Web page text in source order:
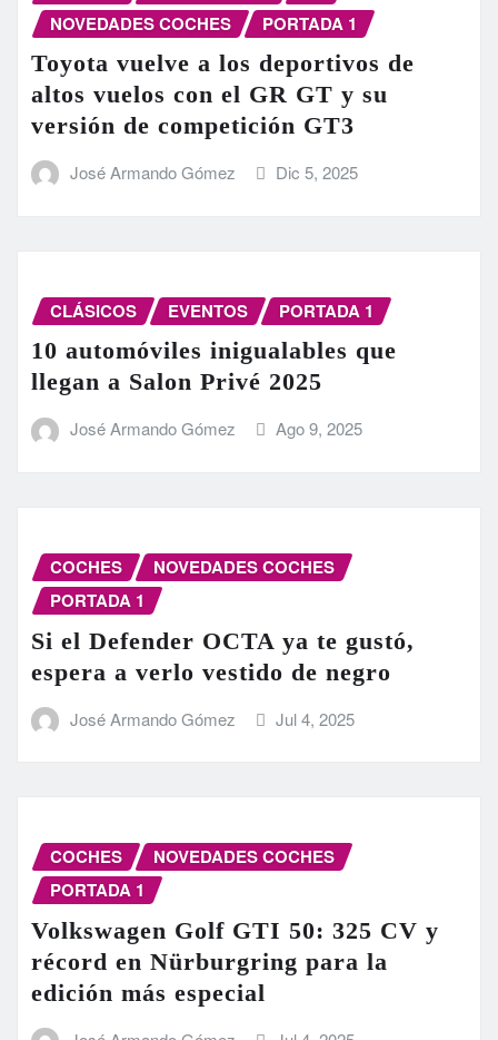
NOVEDADES COCHES
PORTADA 1
Toyota vuelve a los deportivos de
altos vuelos con el GR GT y su
versión de competición GT3
José Armando Gómez Dic 5, 2025
CLÁSICOS EVENTOS PORTADA 1
10 automóviles inigualables que
llegan a Salon Privé 2025
José Armando Gómez Ago 9, 2025
COCHES
NOVEDADES COCHES
PORTADA 1
Si el Defender OCTA ya te gustó,
espera a verlo vestido de negro
José Armando Gómez Jul 4, 2025
COCHES
NOVEDADES COCHES
PORTADA 1
Volkswagen Golf GTI 50: 325 CV y
récord en Nürburgring para la
edición más especial